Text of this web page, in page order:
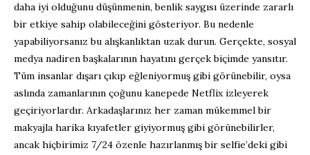
daha iyi olduğunu düşünmenin, benlik saygısı üzerinde zararlı
bir etkiye sahip olabileceğini gösteriyor. Bu nedenle
yapabiliyorsanız bu alışkanlıktan uzak durun. Gerçekte, sosyal
medya nadiren başkalarının hayatını gerçek biçimde yansıtır.
Tüm insanlar dışarı çıkıp eğleniyormuş gibi görünebilir, oysa
aslında zamanlarının çoğunu kanepede Netflix izleyerek
geçiriyorlardır. Arkadaşlarınız her zaman mükemmel bir
makyajla harika kıyafetler giyiyormuş gibi görünebilirler,
ancak hiçbirimiz 7/24 özenle hazırlanmış bir selfie’deki gibi